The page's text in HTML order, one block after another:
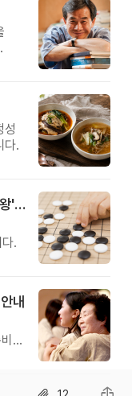
성
다.
제3회 서초구 아버지센터배 '매너 바둑왕' 대회
.
내
해